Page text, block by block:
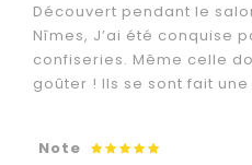
Découvert pendant le
Nîmes, J’ai été conquise
confiseries. Même celle
goûter ! Ils se sont fait
Note